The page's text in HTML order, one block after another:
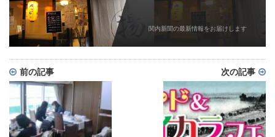
関内新聞の最新情報をお届けします
前の記事 次の記事